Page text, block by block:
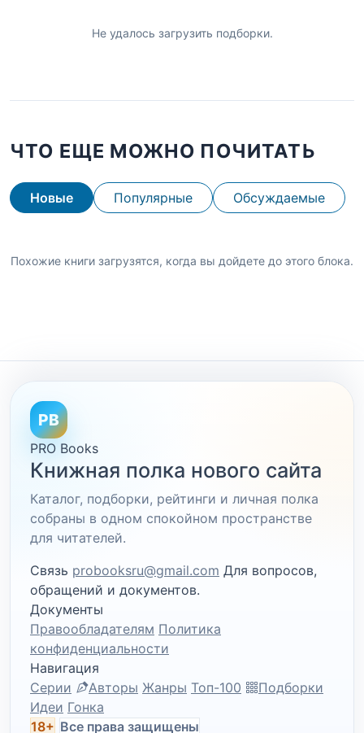
Не удалось загрузить подборки.
ЧТО ЕЩЕ МОЖНО ПОЧИТАТЬ
Новые Популярные Обсуждаемые
Похожие книги загрузятся, когда вы дойдете до этого блока.
PB
PRO Books
Книжная полка нового сайта
Каталог, подборки, рейтинги и личная полка
собраны в одном спокойном пространстве
для читателей.
Связь probooksru@gmail.com Для вопросов,
обращений и документов.
Документы
Правообладателям Политика
конфиденциальности
Навигация
Серии
Авторы Жанры Топ-100
Подборки
Идеи Гонка
18+ Все права защищены